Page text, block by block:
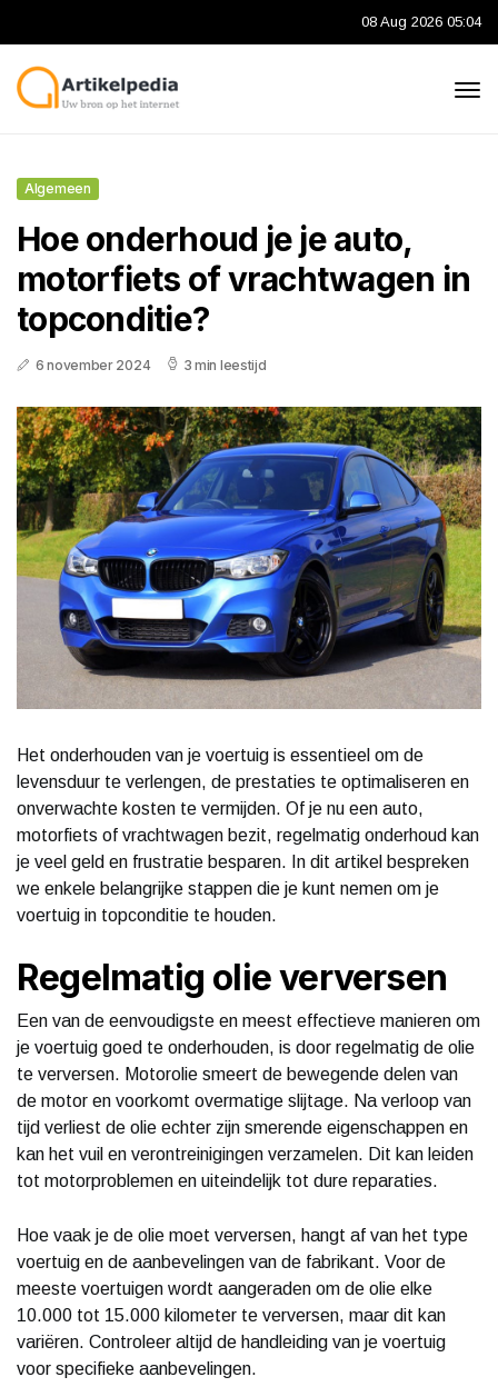
08 Aug 2026 05:04
Algemeen
Hoe onderhoud je je auto,
motorfiets of vrachtwagen in
topconditie?
6 november 2024 3 min leestijd
Het onderhouden van je voertuig is essentieel om de
levensduur te verlengen, de prestaties te optimaliseren en
onverwachte kosten te vermijden. Of je nu een auto,
motorfiets of vrachtwagen bezit, regelmatig onderhoud kan
je veel geld en frustratie besparen. In dit artikel bespreken
we enkele belangrijke stappen die je kunt nemen om je
voertuig in topconditie te houden.
Regelmatig olie verversen
Een van de eenvoudigste en meest effectieve manieren om
je voertuig goed te onderhouden, is door regelmatig de olie
te verversen. Motorolie smeert de bewegende delen van
de motor en voorkomt overmatige slijtage. Na verloop van
tijd verliest de olie echter zijn smerende eigenschappen en
kan het vuil en verontreinigingen verzamelen. Dit kan leiden
tot motorproblemen en uiteindelijk tot dure reparaties.
Hoe vaak je de olie moet verversen, hangt af van het type
voertuig en de aanbevelingen van de fabrikant. Voor de
meeste voertuigen wordt aangeraden om de olie elke
10.000 tot 15.000 kilometer te verversen, maar dit kan
variëren. Controleer altijd de handleiding van je voertuig
voor specifieke aanbevelingen.